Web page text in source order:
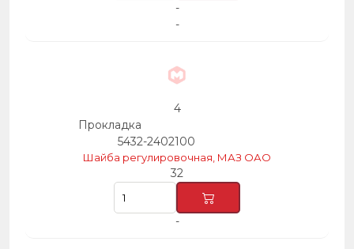
-
-
4
Прокладка
5432-2402100
Шайба регулировочная, МАЗ ОАО
32
-